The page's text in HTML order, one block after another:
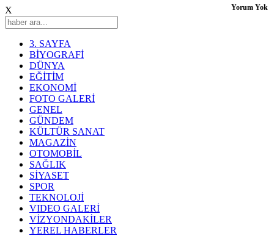
X
3. SAYFA
BİYOGRAFİ
DÜNYA
EĞİTİM
EKONOMİ
FOTO GALERİ
GENEL
GÜNDEM
KÜLTÜR SANAT
MAGAZİN
OTOMOBİL
SAĞLIK
SİYASET
SPOR
TEKNOLOJİ
VIDEO GALERİ
VİZYONDAKİLER
YEREL HABERLER
Yorum Yok